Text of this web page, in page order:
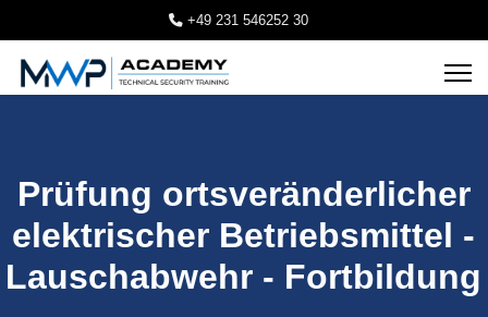
+49 231 546252 30
Prüfung ortsveränderlicher
elektrischer Betriebsmittel -
Lauschabwehr - Fortbildung